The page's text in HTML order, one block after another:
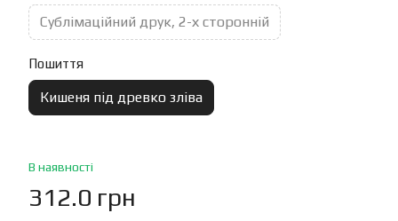
Сублімаційний друк, 2-х сторонній
Пошиття
Кишеня під древко зліва
В наявності
312.0 грн